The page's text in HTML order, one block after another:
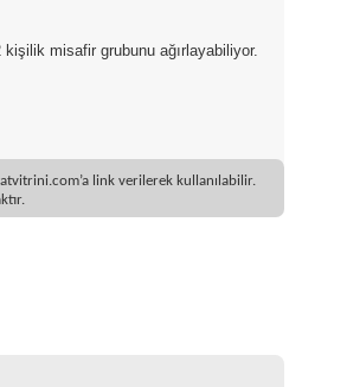
kişilik misafir grubunu ağırlayabiliyor.
link verilerek kullanılabilir.